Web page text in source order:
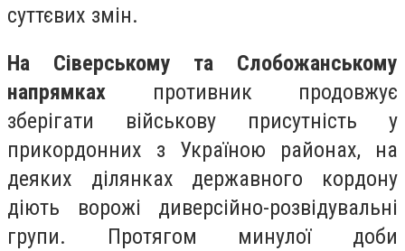
суттєвих змін.
На Сіверському та Слобожанському
напрямках противник продовжує
зберігати військову присутність у
прикордонних з Україною районах, на
деяких ділянках державного кордону
діють ворожі диверсійно-розвідувальні
групи. Протягом минулої доби